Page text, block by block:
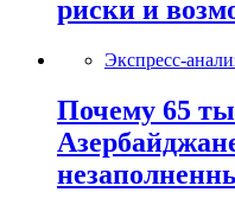
риски и
Экспресс-
Почему 65